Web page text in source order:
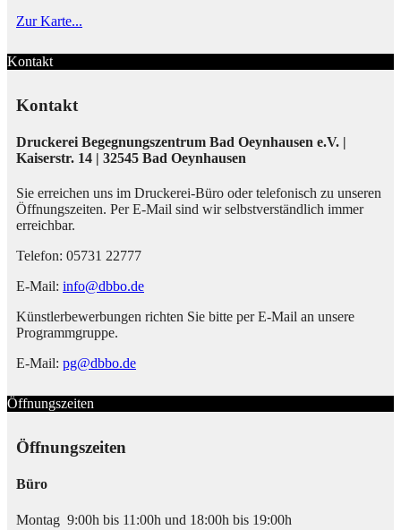
Zur Karte...
Kontakt
Kontakt
Druckerei Begegnungszentrum Bad Oeynhausen e.V. |
Kaiserstr. 14 | 32545 Bad Oeynhausen
Sie erreichen uns im Druckerei-Büro oder telefonisch zu unseren
Öffnungszeiten. Per E-Mail sind wir selbstverständlich immer
erreichbar.
Telefon: 05731 22777
E-Mail: info@dbbo.de
Künstlerbewerbungen richten Sie bitte per E-Mail an unsere
Programmgruppe.
E-Mail: pg@dbbo.de
Öffnungszeiten
Öffnungszeiten
Büro
Montag 9:00h bis 11:00h und 18:00h bis 19:00h